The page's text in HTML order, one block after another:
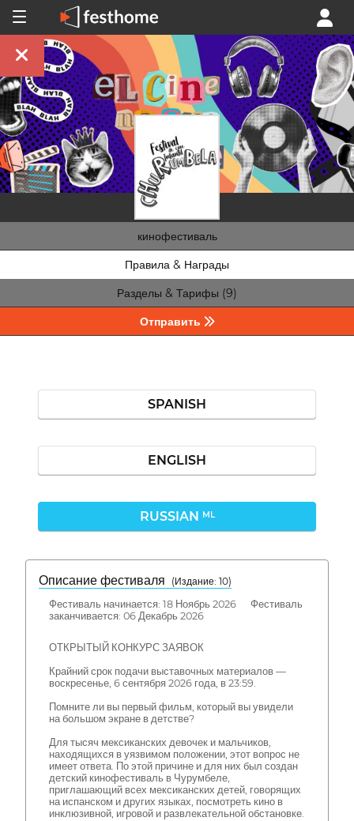
кинофестиваль
Правила & Награды
Разделы & Тарифы (9)
Отправить
SPANISH
ENGLISH
RUSSIAN ML
Описание фестиваля
( Издание: 10)
Фестиваль начинается: 18 Ноябрь 2026 Фестиваль
заканчивается: 06 Декабрь 2026
ОТКРЫТЫЙ КОНКУРС ЗАЯВОК
Крайний срок подачи выставочных материалов —
воскресенье, 6 сентября 2026 года, в 23:59.
Помните ли вы первый фильм, который вы увидели
на большом экране в детстве?
Для тысяч мексиканских девочек и мальчиков,
находящихся в уязвимом положении, этот вопрос не
имеет ответа. По этой причине и для них был создан
детский кинофестиваль в Чурумбеле,
приглашающий всех мексиканских детей, говорящих
на испанском и других языках, посмотреть кино в
инклюзивной, игровой и развлекательной обстановке.